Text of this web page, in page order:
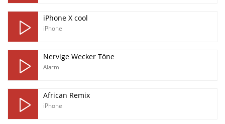
iPhone X cool
iPhone
Nervige Wecker Töne
Alarm
African Remix
iPhone